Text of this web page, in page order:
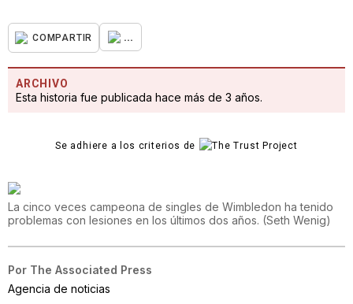
COMPARTIR ...
ARCHIVO
Esta historia fue publicada hace más de 3 años.
Se adhiere a los criterios de
La cinco veces campeona de singles de Wimbledon ha tenido
problemas con lesiones en los últimos dos años. (Seth Wenig)
Por The Associated Press
Agencia de noticias